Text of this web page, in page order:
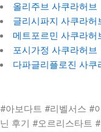
올리주브 사쿠라허브
글리시파지 사쿠라허
메트포르민 사쿠라허
포시가정 사쿠라허브
다파글리플로진 사쿠
#아보다트 #리벨서스 #
닌 후기 #오르리스타트